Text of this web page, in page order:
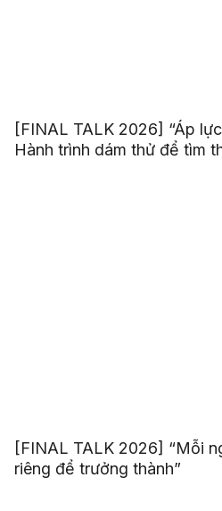
[FINAL TALK 2026] “Áp
Hành trình dám thử để tìm
[FINAL TALK 2026] “Mỗi
riêng để trưởng thành”